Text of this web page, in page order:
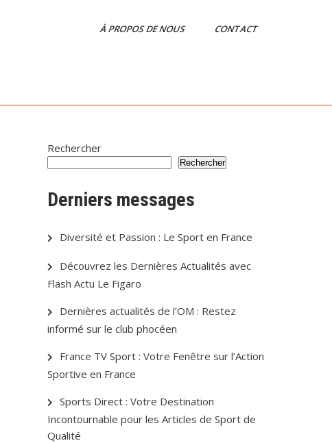
À PROPOS DE NOUS CONTACT
Rechercher
Rechercher
Derniers messages
Diversité et Passion : Le Sport en France
Découvrez les Dernières Actualités avec
Flash Actu Le Figaro
Dernières actualités de l’OM : Restez
informé sur le club phocéen
France TV Sport : Votre Fenêtre sur l’Action
Sportive en France
Sports Direct : Votre Destination
Incontournable pour les Articles de Sport de
Qualité